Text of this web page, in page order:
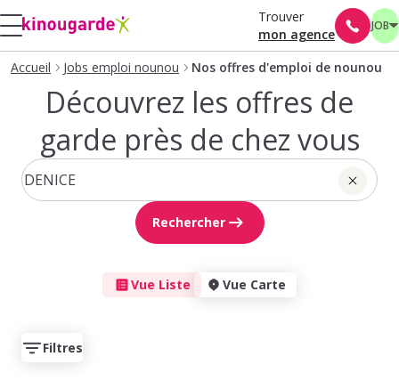
Trouver
mon agence
JOB
Accueil Jobs emploi nounou Nos offres d'emploi de nounou
Découvrez les offres de
garde près de chez vous
Rechercher
Vue Liste Vue Carte
Filtres